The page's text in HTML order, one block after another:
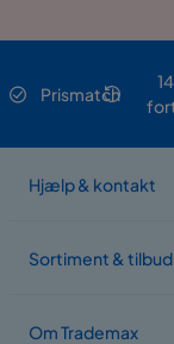
Prismatch
Hjælp & kontakt
Sortiment & tilbud
Om Trademax